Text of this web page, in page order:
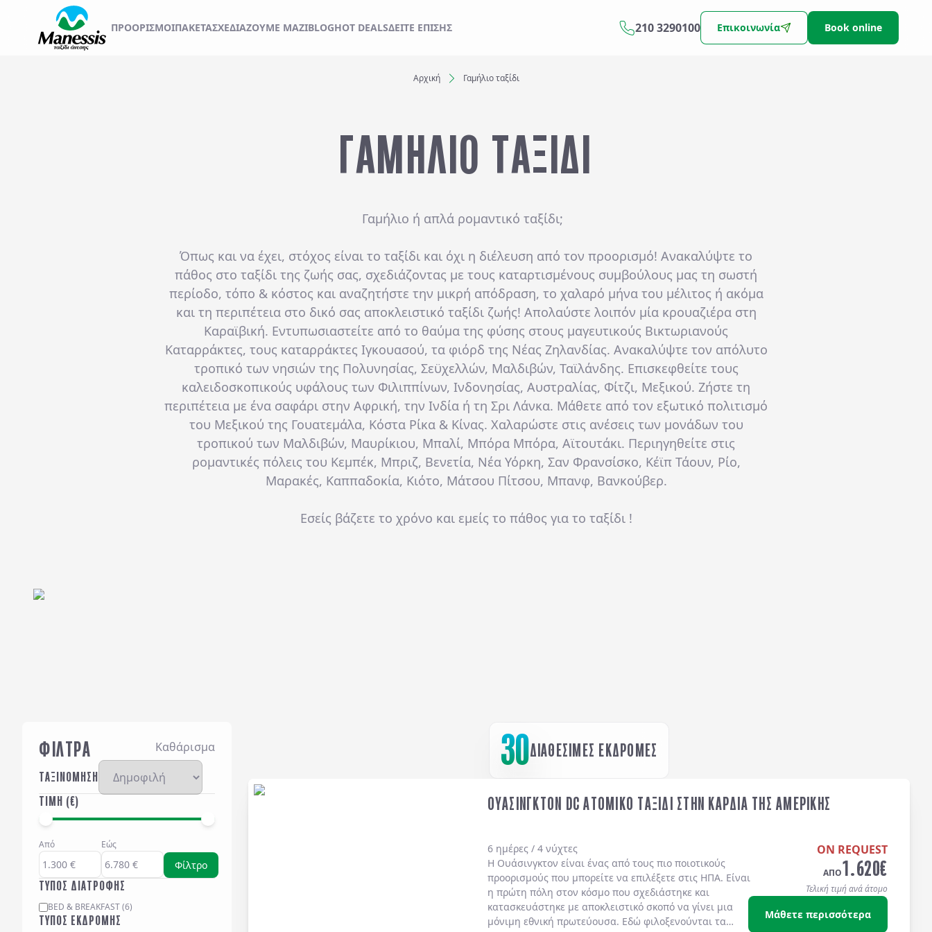
ΞΕΚΙΝΗΣΤΕ ΤΟ ΤΑΞΙΔΙ ΣΑΣ ΑΠΟ ΕΔΩ
Αναζήτηση
ΠΡΟΟΡΙΣΜΟΊΠΑΚΕΤΑΣΧΕΔΙΆΖΟΥΜΕ ΜΑΖΊBLOGHOT DEALSΔΕΊΤΕ ΕΠΊΣΗΣ 210 3290100 Επικοινωνία Book online
Αρχική Γαμήλιο ταξίδι
ΓΑΜΗΛΙΟ ΤΑΞΙΔΙ
Γαμήλιο ή απλά ρομαντικό ταξίδι;
Όπως και να έχει, στόχος είναι το ταξίδι και όχι η διέλευση από τον προορισμό! Ανακαλύψτε το
πάθος στο ταξίδι της ζωής σας, σχεδιάζοντας με τους καταρτισμένους συμβούλους μας τη σωστή
περίοδο, τόπο & κόστος και αναζητήστε την μικρή απόδραση, το χαλαρό μήνα του μέλιτος ή ακόμα
και τη περιπέτεια στο δικό σας αποκλειστικό ταξίδι ζωής! Απολαύστε λοιπόν μία κρουαζιέρα στη
Καραϊβική. Εντυπωσιαστείτε από το θαύμα της φύσης στους μαγευτικούς Βικτωριανούς
Καταρράκτες, τους καταρράκτες Ιγκουασού, τα φιόρδ της Νέας Ζηλανδίας. Ανακαλύψτε τον απόλυτο
τροπικό των νησιών της Πολυνησίας, Σεϋχελλών, Μαλδιβών, Ταϊλάνδης. Επισκεφθείτε τους
καλειδοσκοπικούς υφάλους των Φιλιππίνων, Ινδονησίας, Αυστραλίας, Φίτζι, Μεξικού. Ζήστε τη
περιπέτεια με ένα σαφάρι στην Αφρική, την Ινδία ή τη Σρι Λάνκα. Μάθετε από τον εξωτικό πολιτισμό
του Μεξικού της Γουατεμάλα, Κόστα Ρίκα & Κίνας. Χαλαρώστε στις ανέσεις των μονάδων του
τροπικού των Μαλδιβών, Μαυρίκιου, Μπαλί, Μπόρα Μπόρα, Αϊτουτάκι. Περιηγηθείτε στις
ρομαντικές πόλεις του Κεμπέκ, Μπριζ, Βενετία, Νέα Υόρκη, Σαν Φρανσίσκο, Κέϊπ Τάουν, Ρίο,
Μαρακές, Καππαδοκία, Κιότο, Μάτσου Πίτσου, Μπανφ, Βανκούβερ.
Εσείς βάζετε το χρόνο και εμείς το πάθος για το ταξίδι !
ΦΙΛΤΡΑ Καθάρισμα
ΤΑΞΙΝΟΜΗΣΗ
ΤΙΜΗ (€)
Από Εώς
Φίλτρο
ΤΥΠΟΣ ΔΙΑΤΡΟΦΗΣ
BED & BREAKFAST(6)
ΤΥΠΟΣ ΕΚΔΡΟΜΗΣ
30ΔΙΑΘΕΣΙΜΕΣ ΕΚΔΡΟΜΕΣ
ΟΥΑΣΙΝΓΚΤΟΝ DC ΑΤΟΜΙΚΟ ΤΑΞΙΔΙ ΣΤΗΝ ΚΑΡΔΙΑ ΤΗΣ ΑΜΕΡΙΚΗΣ
6 ημέρες / 4 νύχτες
Η Ουάσινγκτον είναι ένας από τους πιο ποιοτικούς
προορισμούς που μπορείτε να επιλέξετε στις ΗΠΑ. Είναι
η πρώτη πόλη στον κόσμο που σχεδιάστηκε και
κατασκευάστηκε με αποκλειστικό σκοπό να γίνει μια
μόνιμη εθνική πρωτεύουσα. Εδώ φιλοξενούνται τα
ON REQUEST
ΑΠΟ1.620€
Τελική τιμή ανά άτομο
Μάθετε περισσότερα